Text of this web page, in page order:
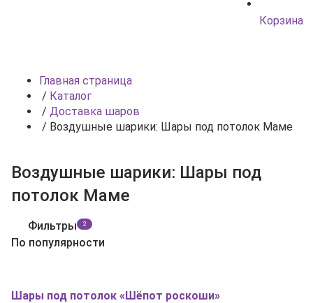
Корзина
Главная страница
/ Каталог
/ Доставка шаров
/
Воздушные шарики: Шары под потолок Маме
Воздушные шарики: Шары под
потолок Маме
Фильтры 2
По популярности
Шары под потолок «Шёпот роскоши»